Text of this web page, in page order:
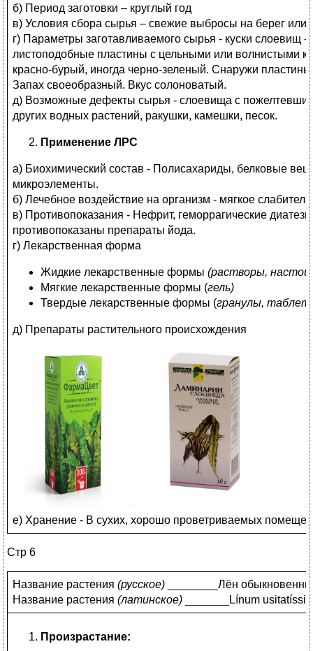
б) Период заготовки – круглый год
в) Условия сбора сырья – свежие выбросы на берег или
г) Параметры заготавливаемого сырья - куски слоевищ
листоподобные пластины с цельными или волнистыми
красно-бурый, иногда черно-зеленый. Снаружи
Запах своеобразный. Вкус солоноватый.
д) Возможные дефекты сырья - слоевища с
других водных растений, ракушки, камешки, песок.
Применение ЛРС
а) Биохимический состав - Полисахариды, белковые
микроэлементы.
б) Лечебное воздействие на организм - мягкое
в) Противопоказания - Нефрит, геморрагические
противопоказаны препараты йода.
г) Лекарственная форма
Жидкие лекарственные формы (растворы,
Мягкие лекарственные формы (гель)
Твердые лекарственные формы (гранулы,
д) Препараты растительного происхождения
е) Хранение - В сухих, хорошо проветриваемых помеще-
Стр 6
Название растения (русское) ________Лён
Название растения (латинское) _______Línum
Произрастание: